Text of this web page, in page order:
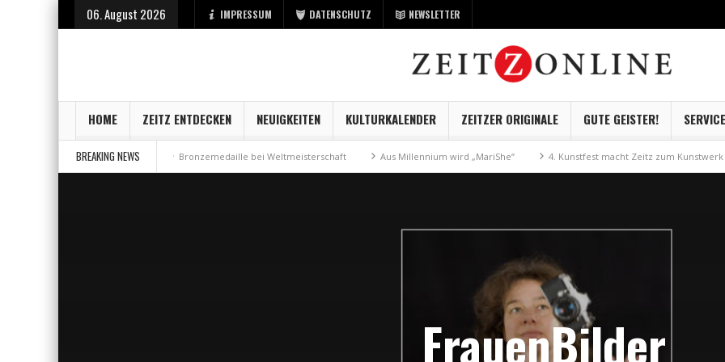
06. August 2026 IMPRESSUM DATENSCHUTZ NEWSLETTER
HOME ZEITZ ENTDECKEN NEUIGKEITEN KULTURKALENDER ZEITZER ORIGINALE GUTE GEISTER! SERVICE
BREAKING NEWS
bei der Stadt Zeitz Bronzemedaille bei Weltmeisterschaft Aus Millennium wird „MariShe“ 4. Kunstfest macht Zeitz zum Kunstwerk
FrauenBilder